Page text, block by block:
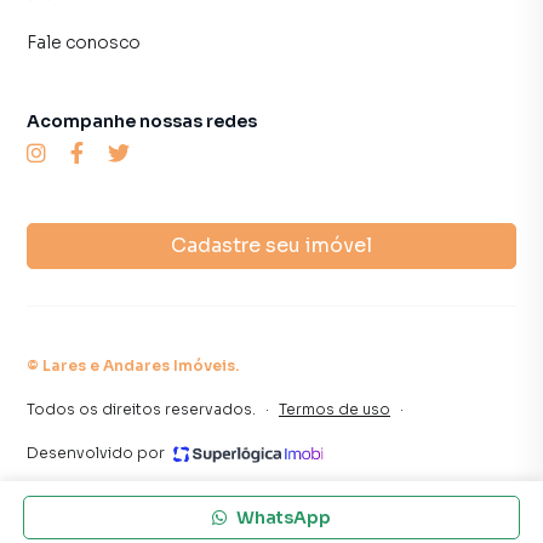
WhatsApp
Fale conosco
Cadastre seu imóvel
Acompanhe nossas redes
© Lares e Andares Imóveis.
Todos os direitos reservados. · Termos de uso ·
Desenvolvido por